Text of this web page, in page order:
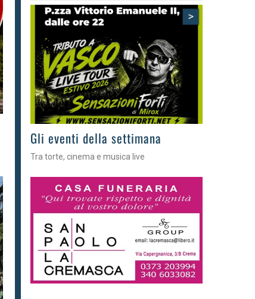
>
Gli eventi della settimana
Tra torte, cinema e musica live